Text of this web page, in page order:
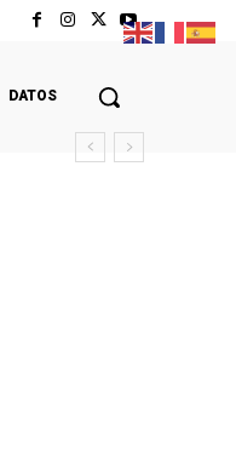
DATOS